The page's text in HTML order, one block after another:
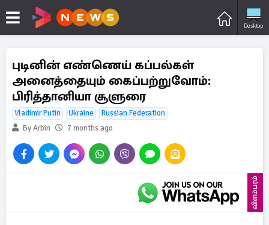
Desktop
புடினின் எண்ணெய் கப்பல்கள்
அனைத்தையும் கைப்பற்றுவோம்:
பிரித்தானியா சூளுரை
Vladimir Putin Ukraine
Russian Federation
By Arbin
7 months ago
விளம்பரம்